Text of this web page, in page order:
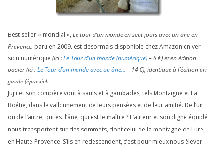
Best sel­ler « mon­dial », Le tour d’un monde en sept jours avec un âne en
Provence, paru en 2009, est désor­mais dis­po­nible chez Amazon en ver­
sion numé­rique (ici :Le Tour d’un monde (numé­rique)–6€) et en édi­tion
papier (ici :Le Tour d’un monde avec un âne… – 14€), iden­tique à l’é­di­tion ori­
gi­nale (épui­sée).
Juju et son com­père vont à sauts et à gam­bades, tels Montaigne et La
Boétie, dans le val­lon­ne­ment de leurs pen­sées et de leur ami­tié. De l’un
ou de l’autre, qui est l’âne, qui est le maître ? L’auteur et son digne équi­dé
nous trans­portent sur des som­mets, dont celui de la mon­tagne de Lure,
en Haute-Provence. S’ils en redes­cendent, c’est pour mieux nous éle­ver